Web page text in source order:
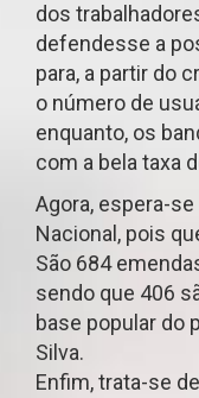
dos
defendesse a
para, a partir do
o número de
enquanto, os
com a bela taxa
Agora, espera-
Nacional, pois
São 684
sendo que 406
base popular do
Silva.
Enfim, trata-se